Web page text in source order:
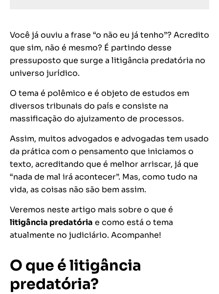
Você já ouviu a frase “o não eu já tenho”? Acredito
que sim, não é mesmo? É partindo desse
pressuposto que surge a litigância predatória no
universo jurídico.
O tema é polêmico e é objeto de estudos em
diversos tribunais do país e consiste na
massificação do ajuizamento de processos.
Assim, muitos advogados e advogadas tem usado
da prática com o pensamento que iniciamos o
texto, acreditando que é melhor arriscar, já que
“nada de mal irá acontecer”. Mas, como tudo na
vida, as coisas não são bem assim.
Veremos neste artigo mais sobre o que é
litigância predatória e como está o tema
atualmente no judiciário. Acompanhe!
O que é litigância
predatória?